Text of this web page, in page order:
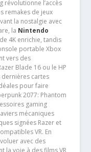
révolutionne l’accès
remakes de jeux
la nostalgie avec
la Nintendo
4K enrichie, tandis
portable Xbox
vers des
Blade 16 ou le HP
dernières cartes
pour faire
2077: Phantom
gaming
mécaniques
signées Razer et
VR. En
avec des
la voie à des films VR